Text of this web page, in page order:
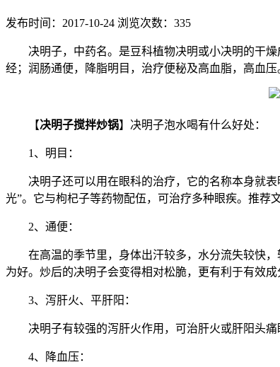
发布时间：2017-10-24 浏览次数：335
决明子，中药名。是豆科植物决明或小决明的干
经；润肠通便，降脂明目，治疗便秘及高血脂，高血
【决明子搅拌炒锅】决明子泡水喝有什么好处：
1、明目：
决明子还可以用在眼科的治疗，它的名称本身就
光”。它与枸杞子等药物配伍，可治疗多种眼疾。推荐文
2、通便：
在高温的季节里，身体出汗较多，水分流失较快
为好。炒后的决明子会变得相对松脆，更有利于有效成
3、泻肝火、平肝阳：
决明子有较强的泻肝火作用，可治肝火或肝阳头痛
4、降血压：